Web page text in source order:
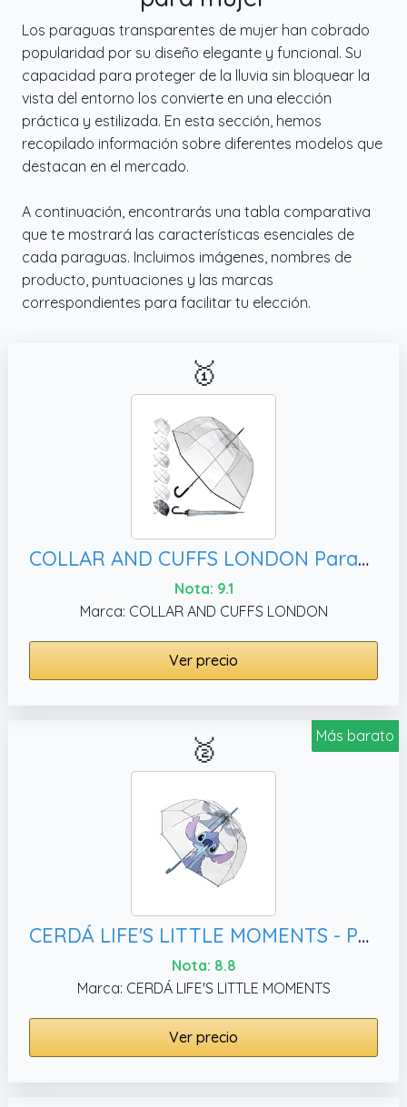
Los paraguas transparentes de mujer han cobrado
popularidad por su diseño elegante y funcional. Su
capacidad para proteger de la lluvia sin bloquear la
vista del entorno los convierte en una elección
práctica y estilizada. En esta sección, hemos
recopilado información sobre diferentes modelos que
destacan en el mercado.
A continuación, encontrarás una tabla comparativa
que te mostrará las características esenciales de
cada paraguas. Incluimos imágenes, nombres de
producto, puntuaciones y las marcas
correspondientes para facilitar tu elección.
🥇
COLLAR AND CUFFS LONDON Paraguas Transparente Antiviento Mujer Hombre Grande - Raro Automático - Paraguas Cupula Resistente Muy Fuerte A Prueba de Viento - Fibra De Vidrio - Ribete Negro
Nota: 9.1
Marca: COLLAR AND CUFFS LONDON
Ver precio
Más barato
🥈
CERDÁ LIFE'S LITTLE MOMENTS - Paraguas Transparente Mujer de Stitch - Apertura Manual y Mecanismo Antiviento que Permite una Gran Resistencia al Viento - Licencia Oficial Disney
Nota: 8.8
Marca: CERDÁ LIFE'S LITTLE MOMENTS
Ver precio